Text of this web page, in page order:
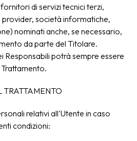
di servizi tecnici terzi,
società informatiche,
nominati anche, se necessario,
da parte del Titolare.
Responsabili potrà sempre essere
TRATTAMENTO
relativi all'Utente in caso
condizioni: